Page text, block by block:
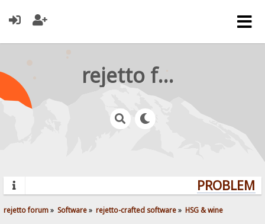
rejetto forum
rejetto forum» Software» rejetto-crafted software» HSG & wine